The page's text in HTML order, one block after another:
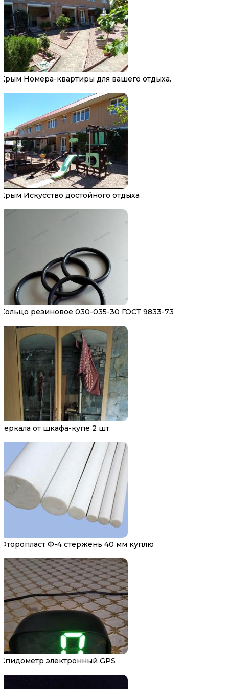
Крым Номера-квартиры для вашего отдыха.
Крым Искусство достойного отдыха
Кольцо резиновое 030-035-30 ГОСТ 9833-73
Зеркала от шкафа-купе 2 шт.
Фторопласт Ф-4 стержень 40 мм куплю
Спидометр электронный GPS